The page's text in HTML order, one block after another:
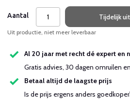
Aantal Tijdelijk
Uit productie, niet meer leverbaar
Al 20 jaar met recht dé expert en
Gratis advies, 30 dagen omruilen
Betaal altijd de laagste prijs
Is de prijs ergens anders